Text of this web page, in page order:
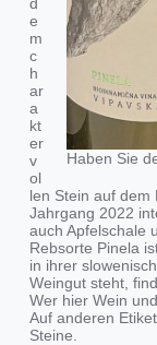
Haben Sie
e
m
c
h
ar
a
kt
er
v
ol
len Stein auf dem
Jahrgang 2022
auch Apfelschale
Rebsorte Pinela
in ihrer
Weingut steht,
Wer hier Wein
Auf anderen
Steine.